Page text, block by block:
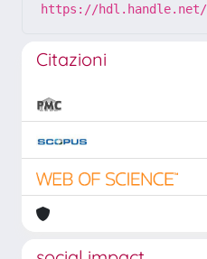
https://hdl.handle.net/
Citazioni